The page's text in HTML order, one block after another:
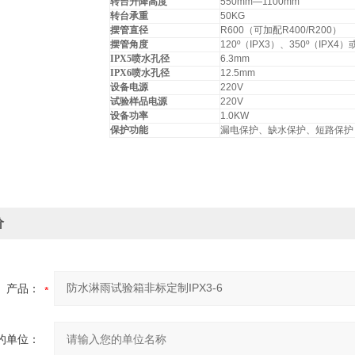
转台承重
50KG
摆管直径
R600（可加配R400/R200）
摆管角度
120º（IPX3）、350º（IPX4）
IPX5喷水孔径
6.3mm
IPX6喷水孔径
12.5mm
设备电源
220V
试验样品电源
220V
设备功率
1.0KW
保护功能
漏电保护、缺水保护、短路保护
产品：
单位：